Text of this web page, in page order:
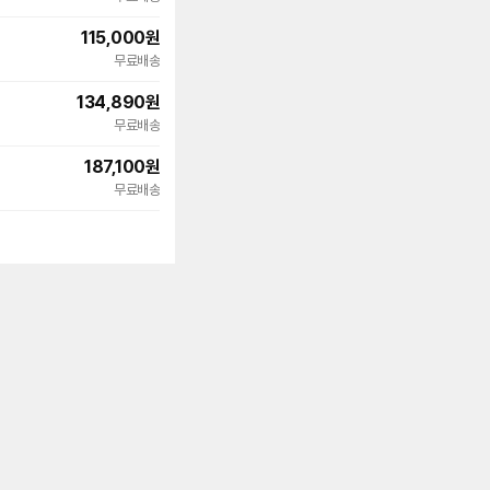
115,000원
무료배송
134,890원
무료배송
187,100원
무료배송